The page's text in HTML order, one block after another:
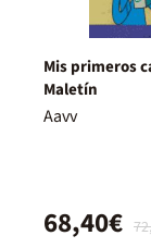
Mis primeros
Maletín
Aavv
68,40€